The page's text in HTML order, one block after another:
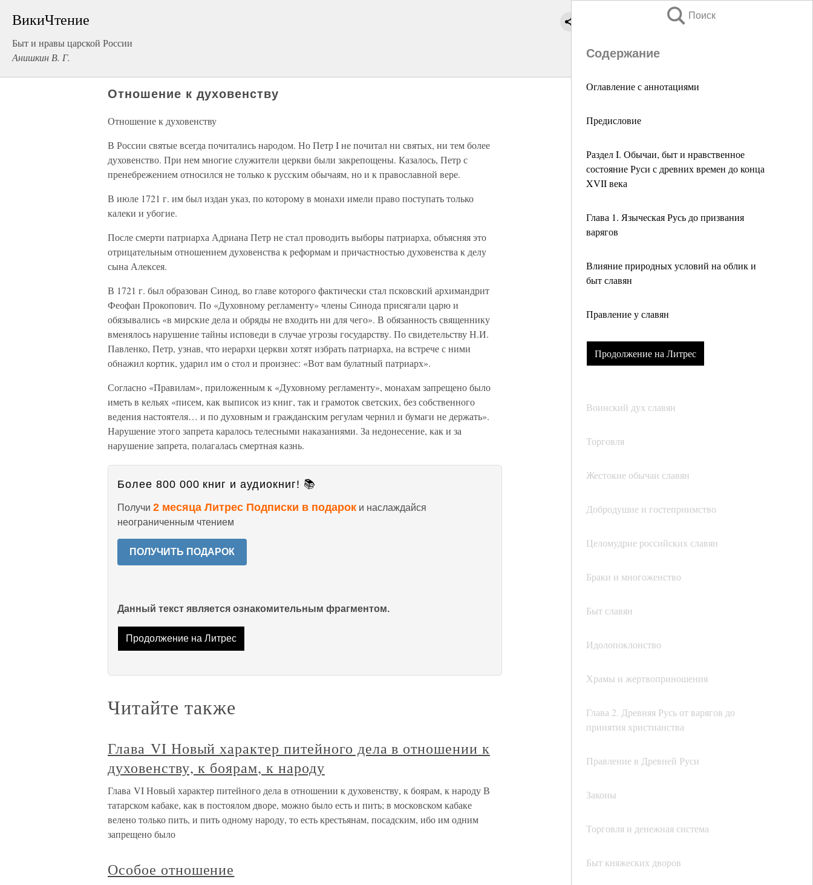
ВикиЧтение
Быт и нравы царской России
Анишкин В. Г.
Поиск
Содержание
Оглавление с аннотациями
Предисловие
Раздел I. Обычаи, быт и нравственное
состояние Руси с древних времен до конца
XVII века
Глава 1. Языческая Русь до призвания
варягов
Влияние природных условий на облик и
быт славян
Правление у славян
Продолжение на Литрес
Воинский дух славян
Торговля
Жестокие обычаи славян
Добродушие и гостеприимство
Целомудрие российских славян
Браки и многоженство
Быт славян
Идолопоклонство
Храмы и жертвоприношения
Глава 2. Древняя Русь от варягов до
принятия христианства
Правление в Древней Руси
Законы
Торговля и денежная система
Быт княжеских дворов
Отношение к духовенству
Отношение к духовенству
В России святые всегда почитались народом. Но Петр I не почитал ни святых, ни тем более
духовенство. При нем многие служители церкви были закрепощены. Казалось, Петр с
пренебрежением относился не только к русским обычаям, но и к православной вере.
В июле 1721 г. им был издан указ, по которому в монахи имели право поступать только
калеки и убогие.
После смерти патриарха Адриана Петр не стал проводить выборы патриарха, объясняя это
отрицательным отношением духовенства к реформам и причастностью духовенства к делу
сына Алексея.
В 1721 г. был образован Синод, во главе которого фактически стал псковский архимандрит
Феофан Прокопович. По «Духовному регламенту» члены Синода присягали царю и
обязывались «в мирские дела и обряды не входить ни для чего». В обязанность священнику
вменялось нарушение тайны исповеди в случае угрозы государству. По свидетельству Н.И.
Павленко, Петр, узнав, что иерархи церкви хотят избрать патриарха, на встрече с ними
обнажил кортик, ударил им о стол и произнес: «Вот вам булатный патриарх».
Согласно «Правилам», приложенным к «Духовному регламенту», монахам запрещено было
иметь в кельях «писем, как выписок из книг, так и грамоток светских, без собственного
ведения настоятеля… и по духовным и гражданским регулам чернил и бумаги не держать».
Нарушение этого запрета каралось телесными наказаниями. За недонесение, как и за
нарушение запрета, полагалась смертная казнь.
Более 800 000 книг и аудиокниг! 📚
Получи 2 месяца Литрес Подписки в подарок и наслаждайся
неограниченным чтением
ПОЛУЧИТЬ ПОДАРОК
Данный текст является ознакомительным фрагментом.
Продолжение на Литрес
Читайте также
Глава VI Новый характер питейного дела в отношении к
духовенству, к боярам, к народу
Глава VI Новый характер питейного дела в отношении к духовенству, к боярам, к народу В
татарском кабаке, как в постоялом дворе, можно было есть и пить; в московском кабаке
велено только пить, и пить одному народу, то есть крестьянам, посадским, ибо им одним
запрещено было
Особое отношение